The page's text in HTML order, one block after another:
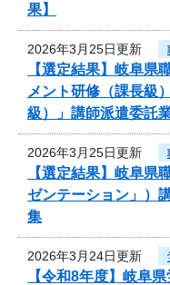
果】
2026年3月25日更新
【選定結果】岐阜県
メント研修（課長級
級）」講師派遣委託
2026年3月25日更新
【選定結果】岐阜県
ゼンテーション」）
集
2026年3月24日更新
【令和8年度】岐阜